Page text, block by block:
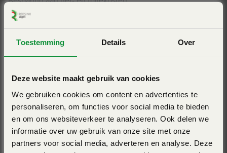
Toestemming Details Over
Deze website maakt gebruik van cookies
We gebruiken cookies om content en advertenties te
personaliseren, om functies voor social media te bieden
en om ons websiteverkeer te analyseren. Ook delen we
informatie over uw gebruik van onze site met onze
partners voor social media, adverteren en analyse. Deze
Minder net- en foliegebruik zorgt voor minder stoppen om
net en folie te wisselen
Minder balen opladen, transporteren en op te stapelen